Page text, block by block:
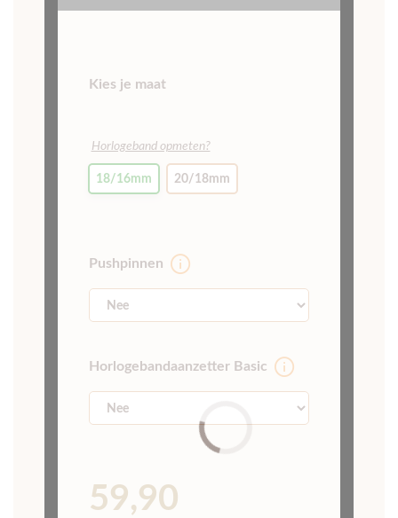
Kies je maat
Horlogeband opmeten?
18/16mm 20/18mm
Pushpinnen
Horlogebandaanzetter Basic
59,90